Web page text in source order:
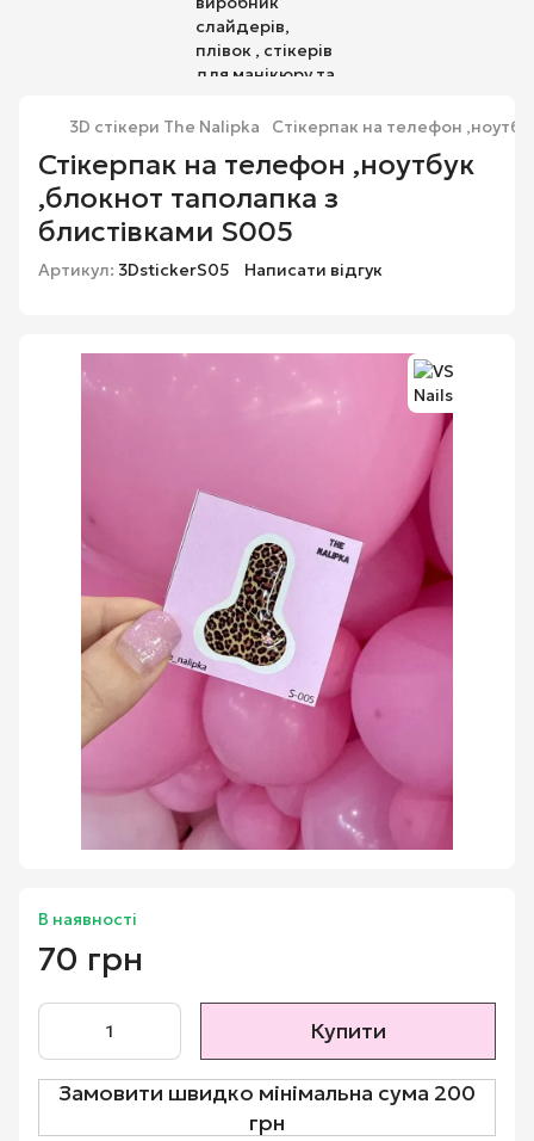
3D стікери The Nalipka Стікерпак на телефон
Стікерпак на телефон ,ноутбук
,блокнот таполапка з
блистівками S005
Артикул: 3DstickerS05 Написати відгук
В наявності
70 грн
Купити
Замовити швидко мінімальна сума 200
грн